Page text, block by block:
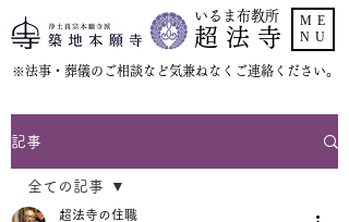
いるま布教所
超 法 寺
​※法事・葬儀のご相談など気兼ねなくご連絡ください。
ME
NU
記事
全ての記事
超法寺の住職